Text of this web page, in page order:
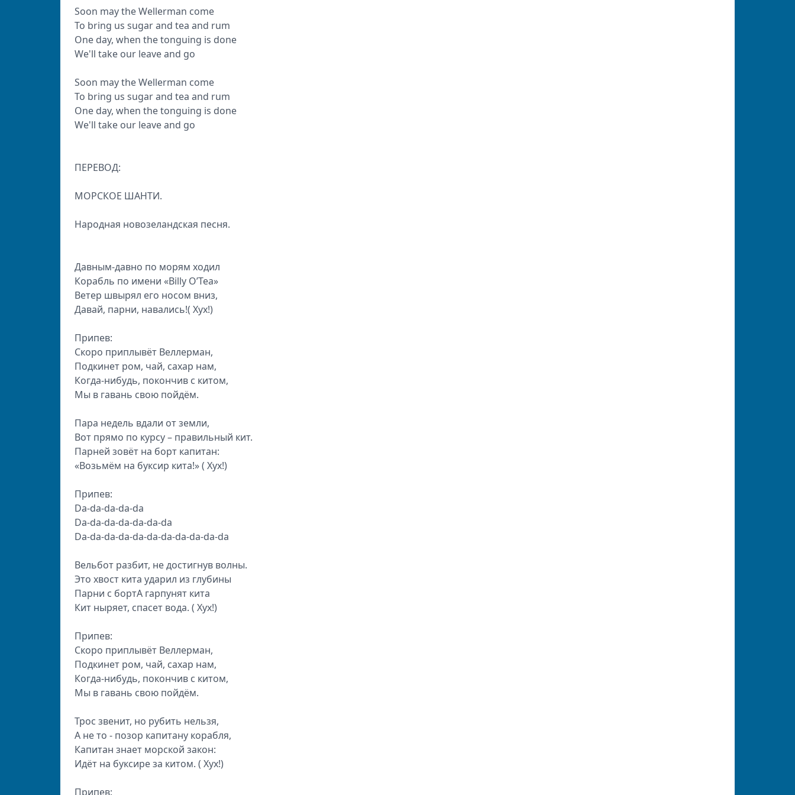
Soon may the Wellerman come
To bring us sugar and tea and rum
One day, when the tonguing is done
We'll take our leave and go
Soon may the Wellerman come
To bring us sugar and tea and rum
One day, when the tonguing is done
We'll take our leave and go
ПЕРЕВОД:
МОРСКОЕ ШАНТИ.
Народная новозеландская песня.
Давным-давно по морям ходил
Корабль по имени «Billy O’Tea»
Ветер швырял его носом вниз,
Давай, парни, навались!( Хух!)
Припев:
Скоро приплывёт Веллерман,
Подкинет ром, чай, сахар нам,
Когда-нибудь, покончив с китом,
Мы в гавань свою пойдём.
Пара недель вдали от земли,
Вот прямо по курсу – правильный кит.
Парней зовёт на борт капитан:
«Возьмём на буксир кита!» ( Хух!)
Припев:
Da-da-da-da-da
Da-da-da-da-da-da-da
Da-da-da-da-da-da-da-da-da-da-da
Вельбот разбит, не достигнув волны.
Это хвост кита ударил из глубины
Парни с бортА гарпунят кита
Кит ныряет, спасет вода. ( Хух!)
Припев:
Скоро приплывёт Веллерман,
Подкинет ром, чай, сахар нам,
Когда-нибудь, покончив с китом,
Мы в гавань свою пойдём.
Трос звенит, но рубить нельзя,
А не то - позор капитану корабля,
Капитан знает морской закон:
Идёт на буксире за китом. ( Хух!)
Припев: